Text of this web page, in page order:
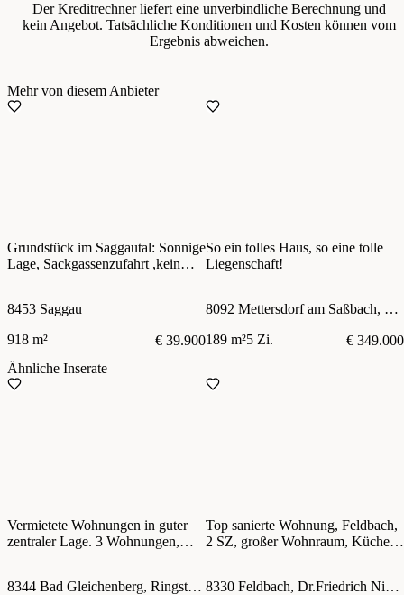
Der Kreditrechner liefert eine unverbindliche Berechnung und
kein Angebot. Tatsächliche Konditionen und Kosten können vom
Ergebnis abweichen.
Mehr von diesem Anbieter
Grundstück im Saggautal: Sonnige
Lage, Sackgassenzufahrt ,kein
8453 Saggau
918 m²
€ 39.900
So ein tolles Haus, so eine tolle
Liegenschaft!
8092 Mettersdorf am Saßbach, Zehensdorf 25
189 m²5 Zi.
€ 349.000
Ähnliche Inserate
Vermietete Wohnungen in guter
zentraler Lage. 3 Wohnungen,
8344 Bad Gleichenberg, Ringstrasse 33
Top sanierte Wohnung, Feldbach,
2 SZ, großer Wohnraum, Küche,
8330 Feldbach, Dr.Friedrich Niederl Siedlung 9_2